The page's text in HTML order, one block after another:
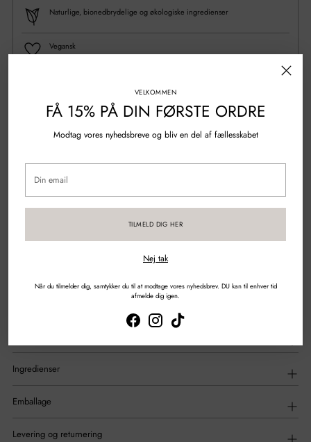
VELKOMMEN
FÅ 15% PÅ DIN FØRSTE ORDRE
Modtag vores nyhedsbreve og bliv en del af fællesskabet
email
TILMELD DIG HER
Nej tak
Når du tilmelder dig, samtykker du til at modtage vores nyhedsbrev. DU kan til enhver tid
afmelde dig igen.
Naturlige, bionedbrydelige og økologiske ingredienser
Vegansk
Spørgsmål?Skriv til os
Sikker betaling med kort & mobilepay
Beskrivelse
Ingredienser
Emballage
Levering og returnering